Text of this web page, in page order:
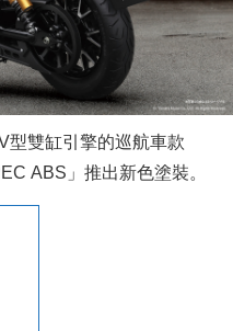
型雙缸引擎的巡航車款
ABS」推出新色塗裝。